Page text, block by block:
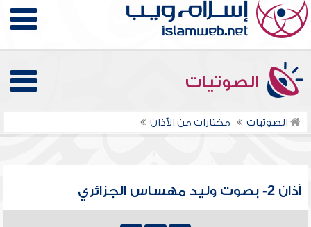
الصوتيات
الصوتيات مختارات من الأذان
آذان 2- بصوت وليد مهساس الجزائري